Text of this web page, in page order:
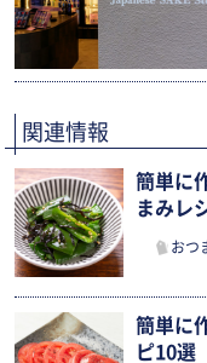
関連情報
簡単に
まみレ
おつ
簡単に
ピ10選